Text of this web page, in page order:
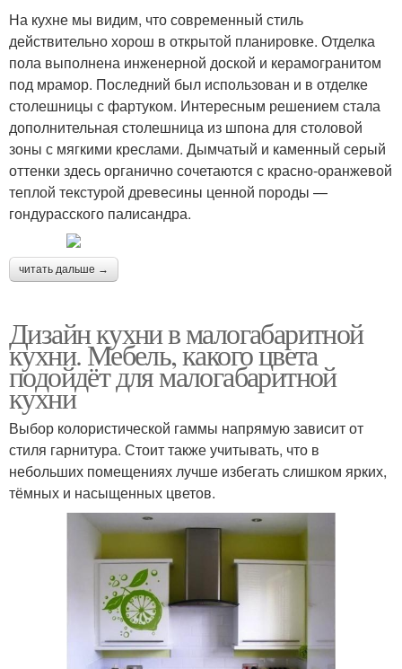
На кухне мы видим, что современный стиль
действительно хорош в открытой планировке. Отделка
пола выполнена инженерной доской и керамогранитом
под мрамор. Последний был использован и в отделке
столешницы с фартуком. Интересным решением стала
дополнительная столешница из шпона для столовой
зоны с мягкими креслами. Дымчатый и каменный серый
оттенки здесь органично сочетаются с красно-оранжевой
теплой текстурой древесины ценной породы —
гондурасского палисандра.
читать дальше →
Дизайн кухни в малогабаритной
кухни. Мебель, какого цвета
подойдёт для малогабаритной
кухни
Выбор колористической гаммы напрямую зависит от
стиля гарнитура. Стоит также учитывать, что в
небольших помещениях лучше избегать слишком ярких,
тёмных и насыщенных цветов.